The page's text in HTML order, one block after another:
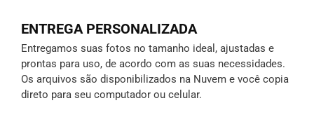
ENTREGA PERSONALIZADA
Entregamos suas fotos no tamanho ideal, ajustadas e
prontas para uso, de acordo com as suas necessidades.
Os arquivos são disponibilizados na Nuvem e você copia
direto para seu computador ou celular.